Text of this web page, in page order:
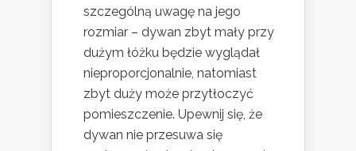
szczególną uwagę na jego
rozmiar – dywan zbyt mały przy
dużym łóżku będzie wyglądał
nieproporcjonalnie, natomiast
zbyt duży może przytłoczyć
pomieszczenie. Upewnij się, że
dywan nie przesuwa się